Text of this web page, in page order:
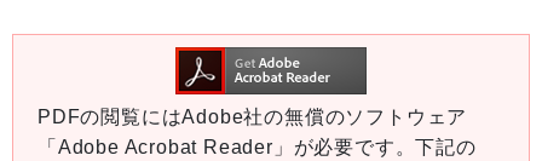
PDFの閲覧にはAdobe社の無償のソフトウェア
「Adobe Acrobat Reader」が必要です。下記の